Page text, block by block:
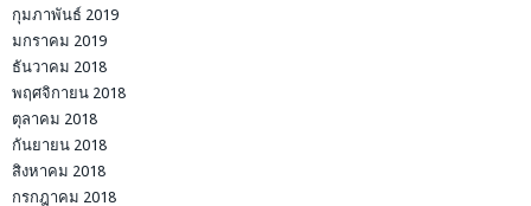
กุมภาพันธ์ 2019
มกราคม 2019
ธันวาคม 2018
พฤศจิกายน 2018
ตุลาคม 2018
กันยายน 2018
สิงหาคม 2018
กรกฎาคม 2018